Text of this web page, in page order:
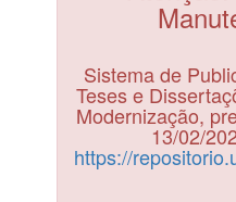
Sistema de
Teses e
Modernização,
13/02/
https://